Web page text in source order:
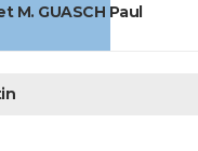
M. GUASCH Paul